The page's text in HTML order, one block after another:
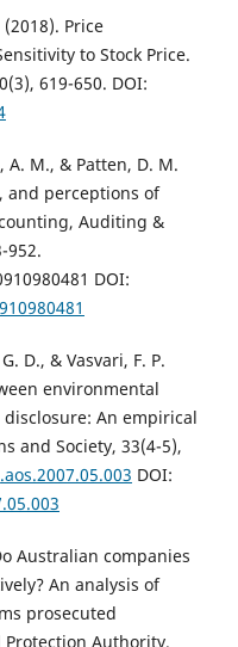
Price
to Stock Price.
619-650. DOI:
A. M., & Patten, D. M.
and perceptions of
Auditing &
952.
DOI:
D., & Vasvari, F. P.
environmental
An empirical
and Society, 33(4-5),
DOI:
Australian companies
An analysis of
prosecuted
Authority.